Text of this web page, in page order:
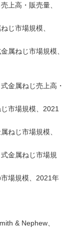
高・販売量、
じ市場規模、
ねじ市場規模、
金属ねじ売上高・
市場規模、2021
じ市場規模、
金属ねじ市場規
場規模、2021年
& Nephew、